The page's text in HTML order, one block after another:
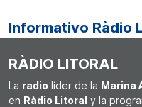
Informativo Ràdio
RÀDIO LITORAL
La radio líder de la Marina
en Ràdio Litoral y la